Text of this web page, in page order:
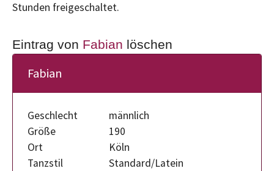
Stunden freigeschaltet.
Eintrag von Fabian löschen
Fabian
Geschlecht
männlich
Größe
190
Ort
Köln
Tanzstil
Standard/Latein